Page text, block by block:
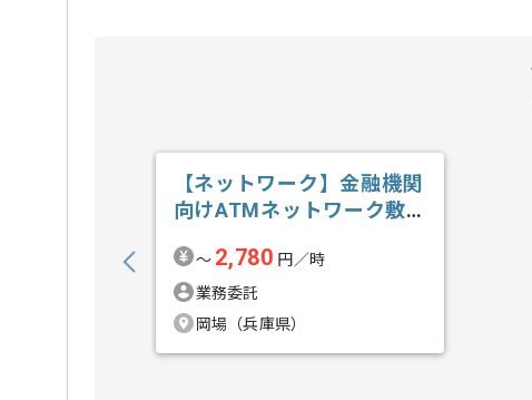
【ネットワーク】金融機関
向けATMネットワーク敷
〜 2,780 円／時
業務委託
岡場（兵庫県）